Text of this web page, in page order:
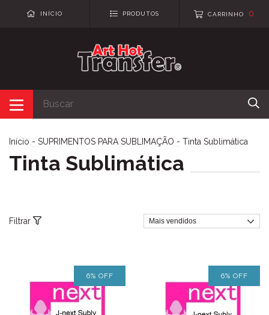
INÍCIO PRODUTOS CARRINHO 0
Início - SUPRIMENTOS PARA SUBLIMAÇÃO - Tinta Sublimática
Tinta Sublimática
Filtrar
6% OFF 6% OFF